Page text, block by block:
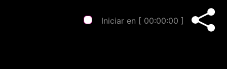
Iniciar en [ 00:00:00 ]